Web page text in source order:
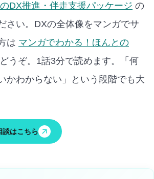
DX推進・伴走支援パッケージ の
さい。 DXの全体像をマンガでサ
は マンガでわかる！ほんとの
うぞ。1話3分で読めます。
「何
かわからない」という段階でも大
談はこちら